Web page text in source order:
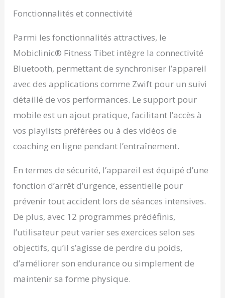
Fonctionnalités et connectivité
Parmi les fonctionnalités attractives, le
Mobiclinic® Fitness Tibet intègre la connectivité
Bluetooth, permettant de synchroniser l’appareil
avec des applications comme Zwift pour un suivi
détaillé de vos performances. Le support pour
mobile est un ajout pratique, facilitant l’accès à
vos playlists préférées ou à des vidéos de
coaching en ligne pendant l’entraînement.
En termes de sécurité, l’appareil est équipé d’une
fonction d’arrêt d’urgence, essentielle pour
prévenir tout accident lors de séances intensives.
De plus, avec 12 programmes prédéfinis,
l’utilisateur peut varier ses exercices selon ses
objectifs, qu’il s’agisse de perdre du poids,
d’améliorer son endurance ou simplement de
maintenir sa forme physique.